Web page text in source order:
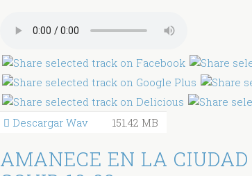
Descargar Wav 151.42 MB
AMANECE EN LA